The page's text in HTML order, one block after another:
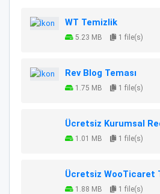
WT Temizlik
5.23 MB 1 file(s)
Rev Blog Teması
1.75 MB 1 file(s)
Ücretsiz Kurumsal
1.01 MB 1 file(s)
Ücretsiz WooTicaret
1.88 MB 1 file(s)